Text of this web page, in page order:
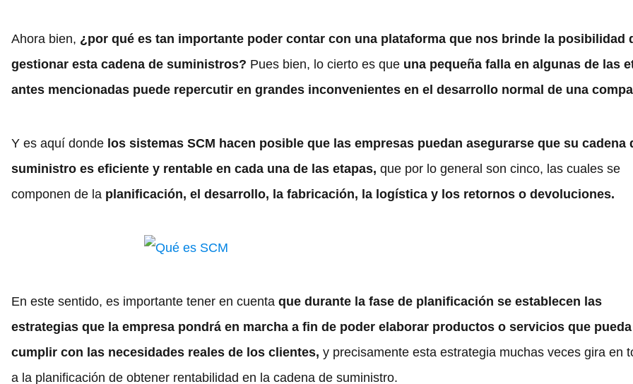
Ahora bien, ¿por qué es tan importante poder contar con una plataforma que nos brinde la posibilidad
gestionar esta cadena de suministros? Pues bien, lo cierto es que una pequeña falla en algunas de las
antes mencionadas puede repercutir en grandes inconvenientes en el desarrollo normal de una
Y es aquí donde los sistemas SCM hacen posible que las empresas puedan asegurarse que su cadena
suministro es eficiente y rentable en cada una de las etapas, que por lo general son cinco, las cuales se
componen de la planificación, el desarrollo, la fabricación, la logística y los retornos o devoluciones.
En este sentido, es importante tener en cuenta que durante la fase de planificación se establecen las
estrategias que la empresa pondrá en marcha a fin de poder elaborar productos o servicios que pueda
cumplir con las necesidades reales de los clientes, y precisamente esta estrategia muchas veces gira en
a la planificación de obtener rentabilidad en la cadena de suministro.